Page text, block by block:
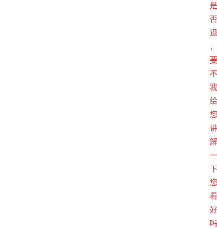
是
否
退
，
要
不
我
给
您
讲
解
一
下
您
看
好
吗